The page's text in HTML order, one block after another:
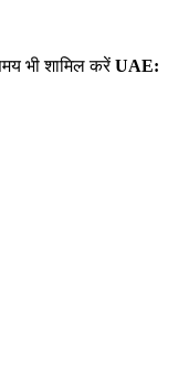
भी शामिल करेंUAE: